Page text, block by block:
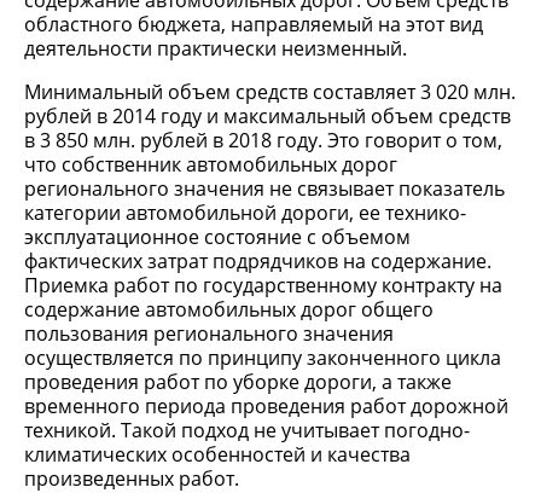
областного бюджета, направляемый на этот вид
деятельности практически неизменный.
Минимальный объем средств составляет 3 020 млн.
рублей в 2014 году и максимальный объем средств
в 3 850 млн. рублей в 2018 году. Это говорит о том,
что собственник автомобильных дорог
регионального значения не связывает показатель
категории автомобильной дороги, ее технико-
эксплуатационное состояние с объемом
фактических затрат подрядчиков на содержание.
Приемка работ по государственному контракту на
содержание автомобильных дорог общего
пользования регионального значения
осуществляется по принципу законченного цикла
проведения работ по уборке дороги, а также
временного периода проведения работ дорожной
техникой. Такой подход не учитывает погодно-
климатических особенностей и качества
произведенных работ.